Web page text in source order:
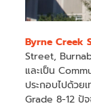
Byrne Creek
Street,
และเป็น
ประกอบไปด้วย
Grade 8-12 ปั